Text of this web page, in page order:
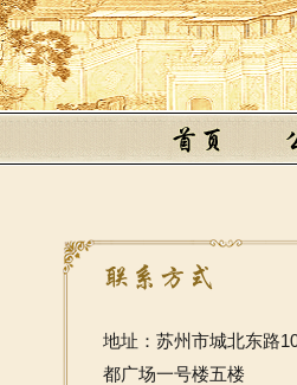
地址：苏州市城北东路
都广场一号楼五楼